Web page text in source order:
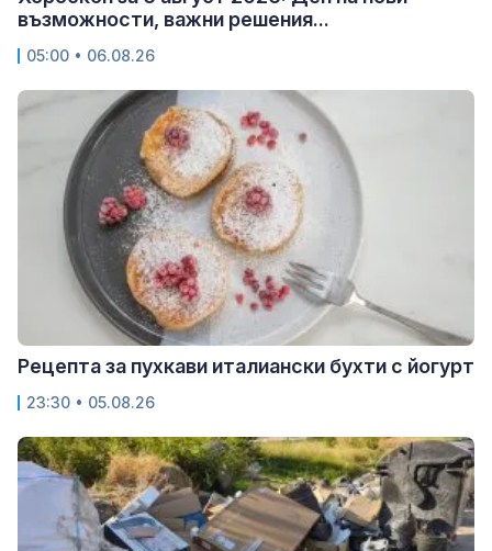
възможности, важни решения...
05:00 • 06.08.26
Рецепта за пухкави италиански бухти с йогурт
23:30 • 05.08.26